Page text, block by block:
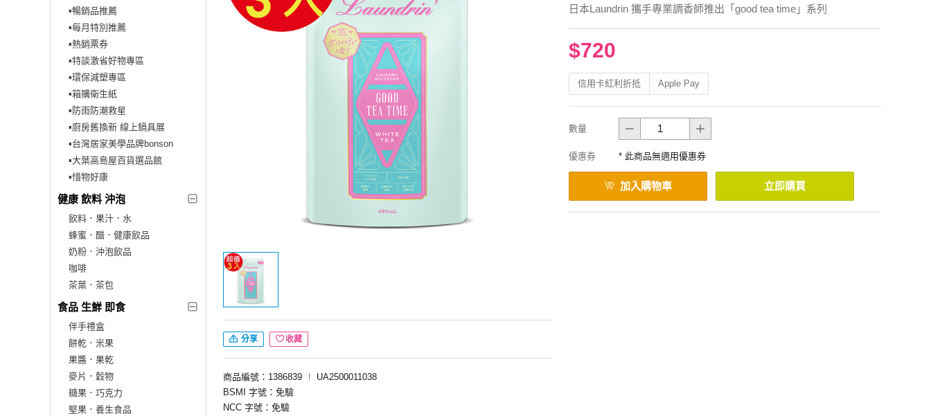
▪︎暢銷品推薦
▪︎每月特別推薦
▪︎熱銷票券
▪︎特談激省好物專區
▪︎環保減塑專區
▪︎箱購衛生紙
▪︎防雨防潮救星
▪︎廚房舊換新 線上鍋具展
▪︎台灣居家美學品牌bonson
▪︎大葉高島屋百貨選品館
▪︎惜物好康
健康 飲料 沖泡
飲料．果汁．水
蜂蜜．醋．健康飲品
奶粉．沖泡飲品
咖啡
茶葉．茶包
食品 生鮮 即食
伴手禮盒
餅乾．米果
果醬．果乾
麥片．穀物
糖果．巧克力
堅果．養生食品
分享 收藏
商品編號：1386839 ︱
UA2500011038
BSMI 字號：免驗
NCC 字號：免驗
日本Laundrin 攜手專業調香師推出「good tea time」系列
$720
信用卡紅利折抵 Apple Pay
數量
優惠券 * 此商品無適用優惠券
加入購物車 立即購買